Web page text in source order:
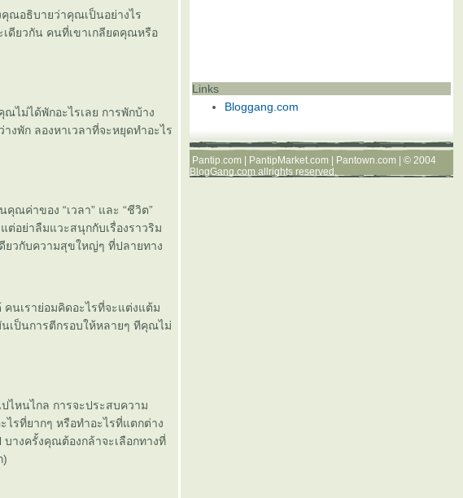
ณอธิบายว่าคุณเป็นอย่างไร
ดียวกัน คนที่เขาเกลียดคุณหรือ
ไม่ได้พักอะไรเลย การพักบ้าง
งพัก ลองหาเวลาที่จะหยุดทำอะไร
ณค่าของ “เวลา” และ “ชีวิต”
อย่าลืมแวะสนุกกับเรื่องราวริม
ยวกับความสุขใหญ่ๆ ที่ปลายทาง
นเราย่อมคิดอะไรที่จะแต่งแต้ม
เป็นการตีกรอบให้หลายๆ ทีคุณไม่
ไหนไกล การจะประสบความ
รที่ยากๆ หรือทำอะไรที่แตกต่าง
บางครั้งคุณต้องกล้าจะเลือกทางที่
)
Links
Bloggang.com
Pantip.com PantipMarket.com Pantown.com | © 2004
BlogGang.com allrights reserved.